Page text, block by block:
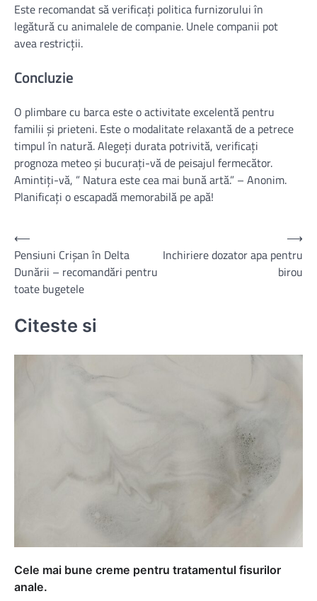
Este recomandat să verificați politica furnizorului în
legătură cu animalele de companie. Unele companii pot
avea restricții.
Concluzie
O plimbare cu barca este o activitate excelentă pentru
familii și prieteni. Este o modalitate relaxantă de a petrece
timpul în natură. Alegeți durata potrivită, verificați
prognoza meteo și bucurați-vă de peisajul fermecător.
Amintiți-vă, ” Natura este cea mai bună artă.” – Anonim.
Planificați o escapadă memorabilă pe apă!
Navigare
în
articole
⟵
Pensiuni Crișan în Delta
Dunării – recomandări pentru
toate bugetele
Inchiriere dozator apa pentru
birou
⟶
Citeste si
Cele mai bune creme pentru tratamentul fisurilor
anale.